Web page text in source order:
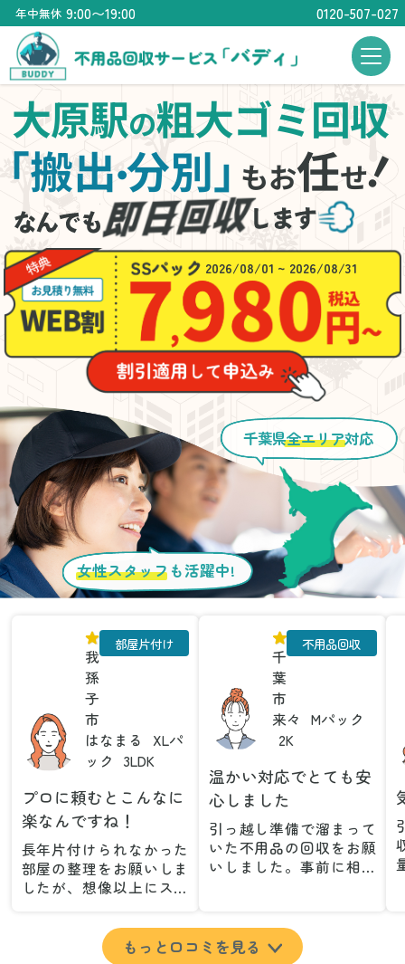
年中無休 9:00〜19:00 0120-507-027
大原駅の粗大ゴミ回収
搬出・分別」もお任せ
2026/08/01 ~ 2026/08/31
女性スタッフ も活躍中!
千葉県全エリア対応
我
孫
子
市
はなまる
XLパ
ック
3LDK
部屋片付け
プロに頼むとこんなに
楽なんですね！
長年片付けられなかった
部屋の整理をお願いしま
したが、想像以上にスム
が集めた物や古い家具が
多く、自分たちだけでは
千
葉
市
来々
Mパック
2K
不用品回収
温かい対応でとても安
心しました
引っ越し準備で溜まって
いた不用品の回収をお願
いしました。事前に相談
とができました。特に、
古い家具や壊れた家電な
もっと口コミを見る